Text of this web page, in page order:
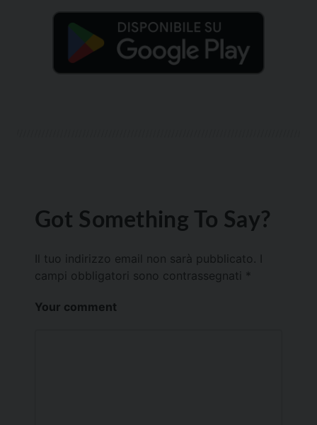
Got Something To Say?
Il tuo indirizzo email non sarà pubblicato.
campi obbligatori sono contrassegnati *
Your comment